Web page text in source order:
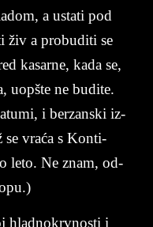
a usta­ti pod
živ a pro­bu­di­ti se
ka­sa­rne, kada se,
uop­šte ne bu­di­te.
i ber­zan­ski iz­
se vraća s Kon­ti­
leto. Ne znam, od­
hlad­no­krv­no­sti i